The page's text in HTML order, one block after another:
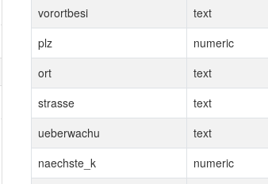
vorortbesi
text
plz
numeric
ort
text
strasse
text
ueberwachu
text
naechste_k
numeric